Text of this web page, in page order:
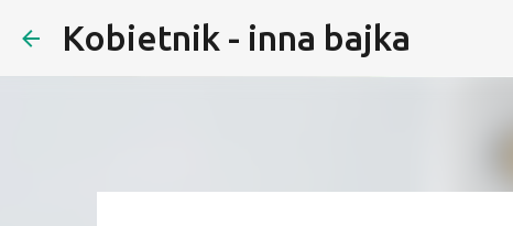
Kobietnik - inna bajka